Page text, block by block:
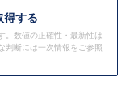
得する
。数値の正確性・最新性は
判断には一次情報をご参照